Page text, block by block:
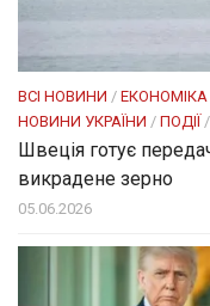
ВСІ НОВИНИ / ЕКОНОМІКА
НОВИНИ УКРАЇНИ / ПОДІЇ/
Швеція готує
викрадене зерно
05.06.2026